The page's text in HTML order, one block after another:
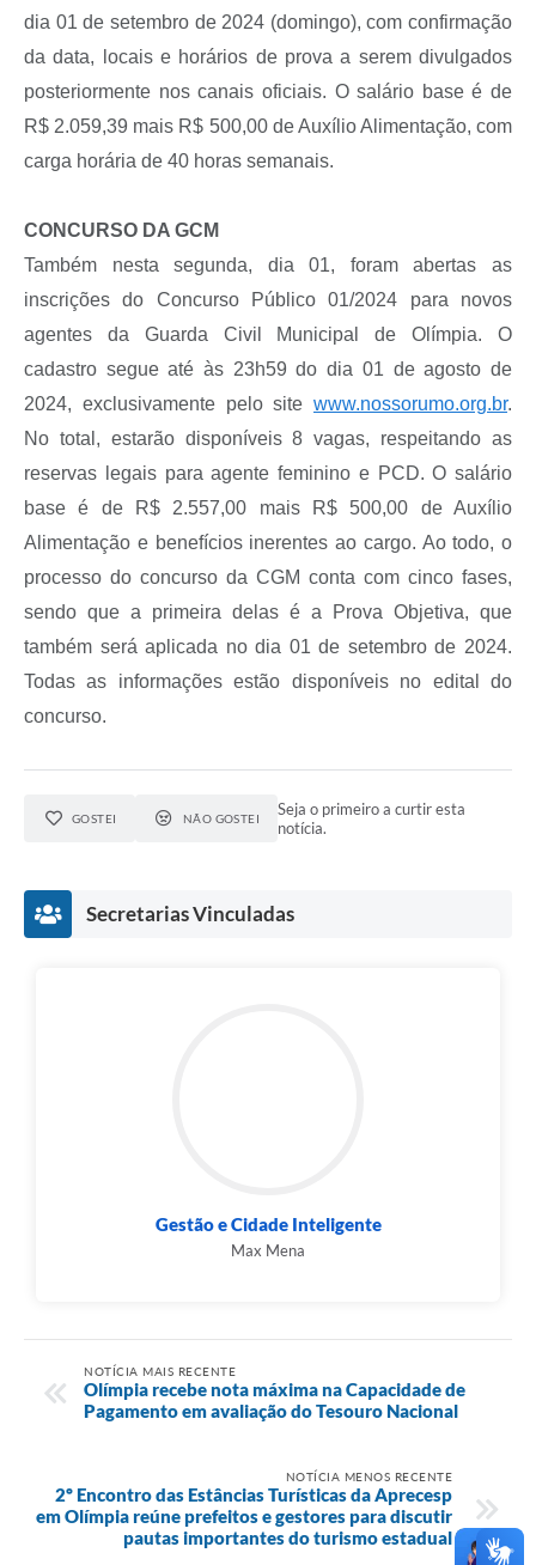
dia 01 de setembro de 2024 (domingo), com confirmação
da data, locais e horários de prova a serem divulgados
posteriormente nos canais oficiais. O salário base é de
R$ 2.059,39 mais R$ 500,00 de Auxílio Alimentação, com
carga horária de 40 horas semanais.
CONCURSO DA GCM
Também nesta segunda, dia 01, foram abertas as
inscrições do Concurso Público 01/2024 para novos
agentes da Guarda Civil Municipal de Olímpia. O
cadastro segue até às 23h59 do dia 01 de agosto de
2024, exclusivamente pelo site www.nossorumo.org.br.
No total, estarão disponíveis 8 vagas, respeitando as
reservas legais para agente feminino e PCD. O salário
base é de R$ 2.557,00 mais R$ 500,00 de Auxílio
Alimentação e benefícios inerentes ao cargo. Ao todo, o
processo do concurso da CGM conta com cinco fases,
sendo que a primeira delas é a Prova Objetiva, que
também será aplicada no dia 01 de setembro de 2024.
Todas as informações estão disponíveis no edital do
concurso.
GOSTEI NÃO GOSTEI
Seja o primeiro a curtir esta
notícia.
Secretarias Vinculadas
Gestão e Cidade Inteligente
Max Mena
NOTÍCIA MAIS RECENTE
Olímpia recebe nota máxima na Capacidade de
Pagamento em avaliação do Tesouro Nacional
NOTÍCIA MENOS RECENTE
2º Encontro das Estâncias Turísticas da Aprecesp
em Olímpia reúne prefeitos e gestores para discutir
pautas importantes do turismo estadual